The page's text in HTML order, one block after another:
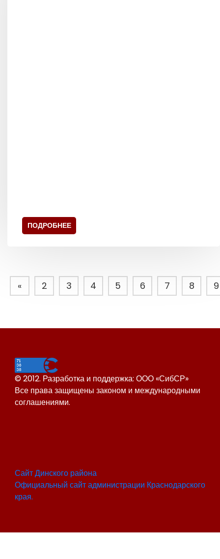
ПОДРОБНЕЕ
« 2 3 4 5 6 7 8 9
© 2012. Разработка и поддержка: ООО «СибСР»
Все права защищены законом и международными
соглашениями.
Сайт Динского района
Официальный сайт администрации Краснодарского
края.